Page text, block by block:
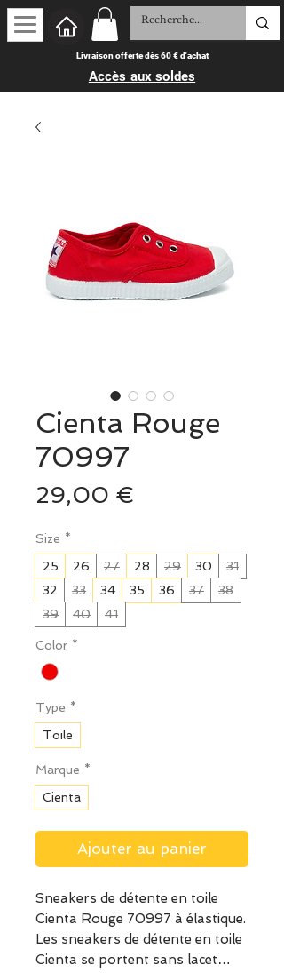
Livraison offerte dès 60 € d'achat
Accès aux soldes
Cienta Rouge
70997
29,00 €
Size *
25
26 27 28 29 30
31
32
33 34 35 36 37
38
39
40 41
Color *
Type *
Toile
Marque *
Cienta
Ajouter au panier
Sneakers de détente en toile
Cienta Rouge 70997 à élastique.
Les sneakers de détente en toile
Cienta se portent sans lacet…